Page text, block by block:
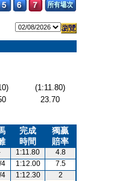
(1:11.80)
23.70
完成
時間
獨贏
賠率
1:11.80
4.8
4 1:12.00
7.5
4 1:12.30
2